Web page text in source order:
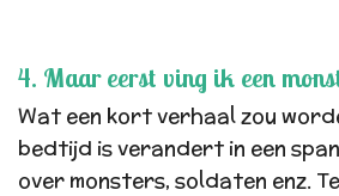
4. Maar eerst ving ik een
Wat een kort verhaal zou
bedtijd is verandert in een
over monsters, soldaten enz.